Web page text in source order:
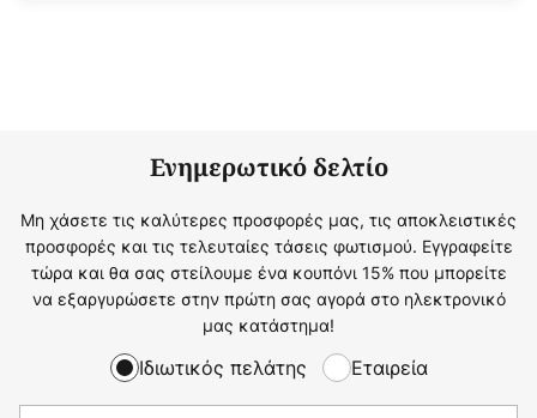
Ενημερωτικό δελτίο
Μη χάσετε τις καλύτερες προσφορές μας, τις αποκλειστικές
προσφορές και τις τελευταίες τάσεις φωτισμού. Εγγραφείτε
τώρα και θα σας στείλουμε ένα κουπόνι 15% που μπορείτε
να εξαργυρώσετε στην πρώτη σας αγορά στο ηλεκτρονικό
μας κατάστημα!
Ιδιωτικός πελάτης Εταιρεία